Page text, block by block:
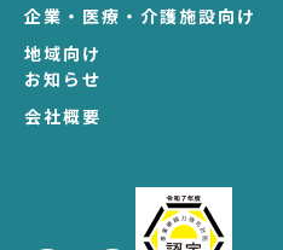
企業・医療・介護施設向け
地域向け
お知らせ
会社概要